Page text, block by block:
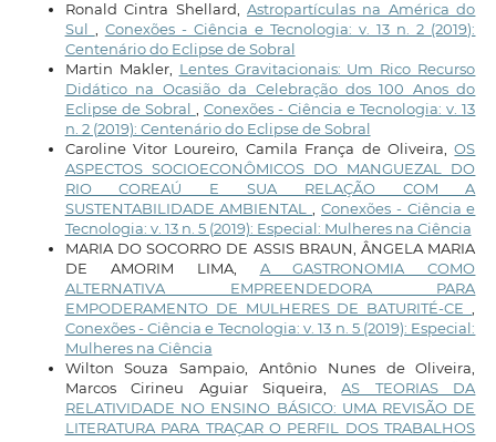
Ronald Cintra Shellard, Astropartículas na América do
Sul
Conexões - Ciência e Tecnologia: v. 13 n. 2 (2019):
Centenário do Eclipse de Sobral
Martin Makler, Lentes Gravitacionais: Um Rico Recurso
Didático na Ocasião da Celebração dos 100 Anos do
Eclipse de Sobral
Conexões - Ciência e Tecnologia: v. 13
n. 2 (2019): Centenário do Eclipse de Sobral
Caroline Vitor Loureiro, Camila França de Oliveira,OS
ASPECTOS SOCIOECONÔMICOS DO MANGUEZAL DO
RIO COREAÚ E SUA RELAÇÃO COM A
SUSTENTABILIDADE AMBIENTAL
Conexões - Ciência e
Tecnologia: v. 13 n. 5 (2019): Especial: Mulheres na Ciência
MARIA DO SOCORRO DE ASSIS BRAUN, ÂNGELA MARIA
DE AMORIM LIMA, A GASTRONOMIA COMO
ALTERNATIVA EMPREENDEDORA PARA
EMPODERAMENTO DE MULHERES DE BATURITÉ-CE
Conexões - Ciência e Tecnologia: v. 13 n. 5 (2019): Especial:
Mulheres na Ciência
Wilton Souza Sampaio, Antônio Nunes de Oliveira,
Marcos Cirineu Aguiar Siqueira,AS TEORIAS DA
RELATIVIDADE NO ENSINO BÁSICO: UMA REVISÃO DE
LITERATURA PARA TRAÇAR O PERFIL DOS TRABALHOS